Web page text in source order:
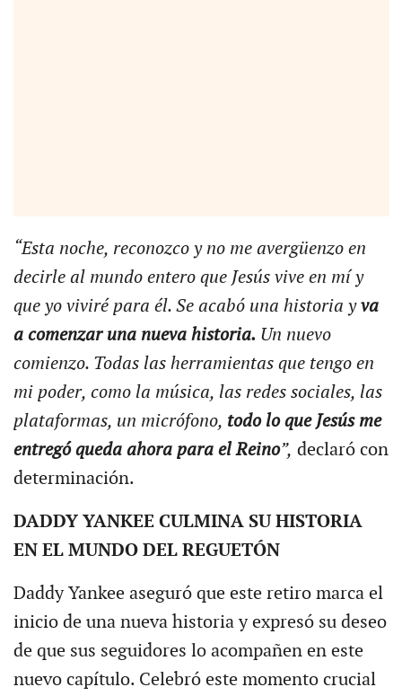
“Esta noche, reconozco y no me avergüenzo en
decirle al mundo entero que Jesús vive en mí y
que yo viviré para él. Se acabó una historia yva
a comenzar una nueva historia. Un nuevo
comienzo. Todas las herramientas que tengo en
mi poder, como la música, las redes sociales, las
plataformas, un micrófono, todo lo que Jesús me
entregó queda ahora para el Reino”, declaró con
determinación.
DADDY YANKEE CULMINA SU HISTORIA
EN EL MUNDO DEL REGUETÓN
Daddy Yankee aseguró que este retiro marca el
inicio de una nueva historia y expresó su deseo
de que sus seguidores lo acompañen en este
nuevo capítulo. Celebró este momento crucial